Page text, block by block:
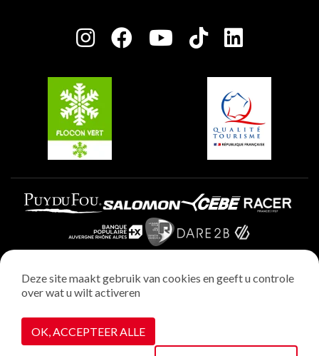
Charter van toegewijde spelers
Plagne Villages
Plagne Aime 2000
Wettelijke vermeldingen
Privacybeleid
Realisatie : StudioJuillet
Cookiebeheer
Deze site maakt gebruik van cookies en geeft u controle
over wat u wilt activeren
OK, ACCEPTEER ALLE